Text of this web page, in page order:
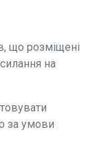
що розміщені
на
за умови